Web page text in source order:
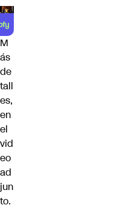
M
ás
de
tall
es,
en
el
vid
eo
ad
jun
to.